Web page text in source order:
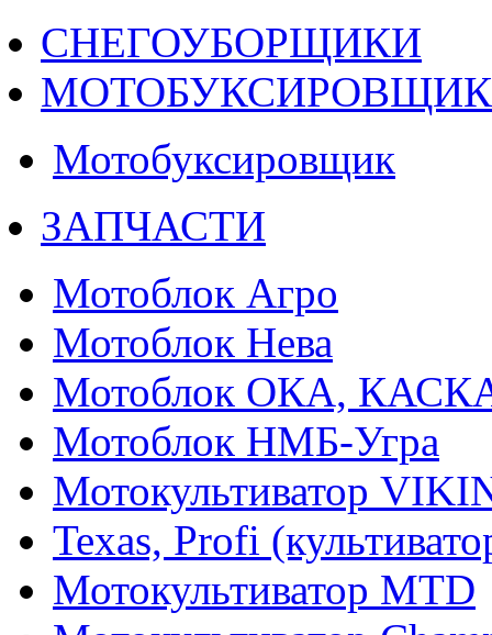
СНЕГОУБОРЩИКИ
Мотобуксировщик
ЗАПЧАСТИ
Мотоблок Агро
Мотоблок Нева
Мотоблок ОКА,
Мотоблок НМБ-Угра
Мотокультиватор
Texas, Profi
Мотокультиватор MTD